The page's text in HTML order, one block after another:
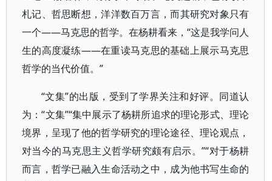
札记、哲思断想，洋洋数百万言，而其研究对象只有
一个——马克思的哲学。在杨耕看来，“这是我学问人
生的高度凝练——在重读马克思的基础上展示马克思
哲学的当代价值。”
“文集”的出版，受到了学界关注和好评。同道认
为：“文集”“集中展示了杨耕所追求的理论形式、理论
境界，呈现了他的哲学研究的理论途径、理论观点，
对当今的马克思主义哲学研究颇有启示。”“对于杨耕
而言，哲学已融入生命活动之中，成为他书写生命的